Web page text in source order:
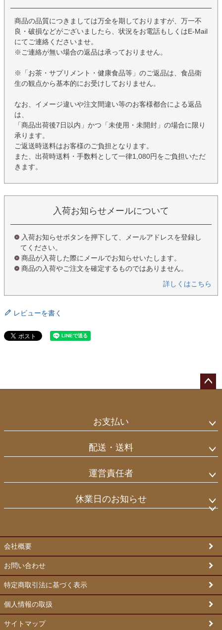
商品の品質につきましては万全を期しておりますが、万一不
良・破損などがございましたら、状況をお電話もしくはE-Mail
にてご連絡くださいませ。
※ご連絡が無い場合の返品は承っておりません。
※「お茶・サプリメント・健康食品等」のご返品は、食品衛
生の観点から基本的にお受けしておりません。
なお、イメージ違いや注文間違い等のお客様都合による返品
は、
「商品出荷後7日以内」かつ「未使用・未開封」の場合に限り
承ります。
ご返送時送料はお客様のご負担となります。
また、出荷時送料・手数料として一律1,080円をご負担いただ
きます。
入荷お知らせメールについて
入荷お知らせボタンを押下して、メールアドレスを登録し
てください。
商品が入荷した際にメールでお知らせいたします。
商品の入荷やご注文を確定するものではありません。
詳しくはこちら
レビューを書く
お支払い
配送・送料
運営責任者
休業日のお知らせ
会社概要
お問い合わせ
特定商取引法に基づく表示
個人情報の取扱
サイトマップ